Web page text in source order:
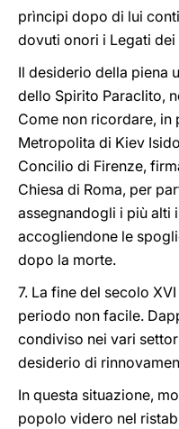
prìncipi dopo di lui
dovuti onori i Legati
Il desiderio della piena
dello Spirito Paraclito,
Come non ricordare,
Metropolita di Kiev
Concilio di Firenze,
Chiesa di Roma, per
assegnandogli i più alti
accogliendone le
dopo la morte.
7. La fine del secolo
periodo non facile.
condiviso nei vari
desiderio di
In questa situazione,
popolo videro nel